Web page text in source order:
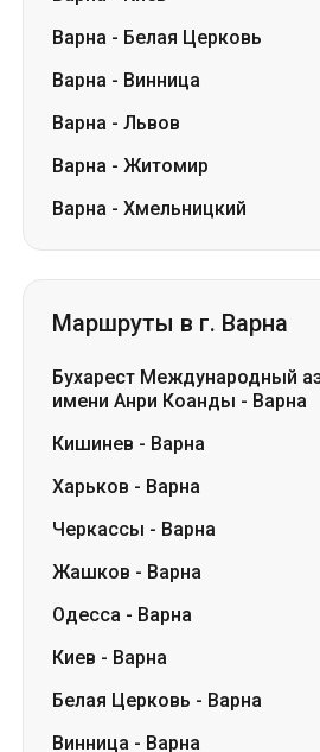
Варна - Белая Церковь
Варна - Винница
Варна - Львов
Варна - Житомир
Варна - Хмельницкий
Маршруты в г. Варна
Бухарест Международный
имени Анри Коанды - Варна
Кишинев - Варна
Харьков - Варна
Черкассы - Варна
Жашков - Варна
Одесса - Варна
Киев - Варна
Белая Церковь - Варна
Винница - Варна